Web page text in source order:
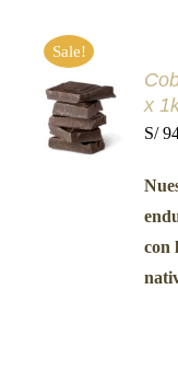
PRODUCTO
Sale!
SELECCIONAR
OPCIONES
ESTE
PRODUCTO
MÚLTIPLES
OPCIONES
/
DETALLES
x
S/
con